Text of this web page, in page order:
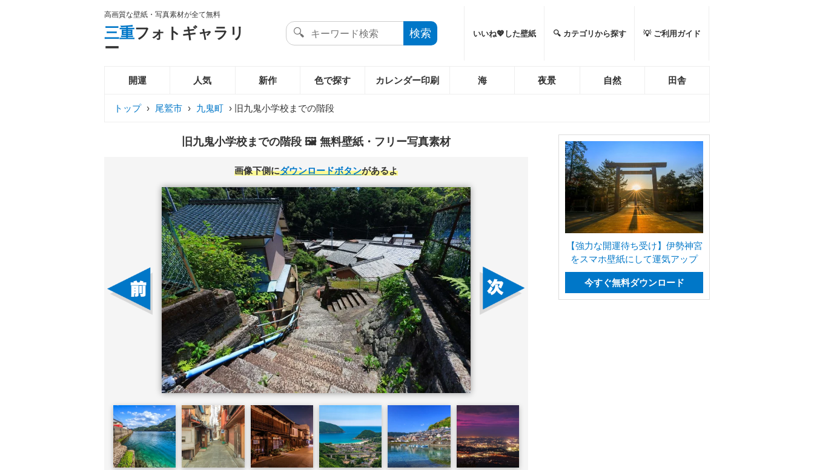
高画質な壁紙・写真素材が全て無料
三重フォトギャラリ
ー
いいね💖した壁紙 🔍 カテゴリから探す 💡 ご利用ガイド
開運 人気 新作 色で探す カレンダー印刷 海 夜景 自然 田舎
トップ › 尾鷲市 › 九鬼町 › 旧九鬼小学校までの階段
旧九鬼小学校までの階段 🖼️ 無料壁紙・フリー写真素材
画像下側にダウンロードボタンがあるよ
【強力な開運待ち受け】伊勢神宮
をスマホ壁紙にして運気アップ
今すぐ無料ダウンロード